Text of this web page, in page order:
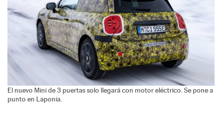
El nuevo Mini de 3 puertas solo llegará con motor eléctrico. Se pone a
punto en Laponia.